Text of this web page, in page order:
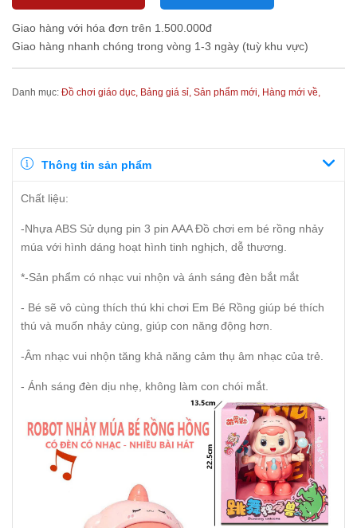
Giao hàng với hóa đơn trên 1.500.000đ
Giao hàng nhanh chóng trong vòng 1-3 ngày (tuỳ khu vực)
Danh mục: Đồ chơi giáo dục, Bảng giá sỉ, Sản phẩm mới, Hàng mới về,
Thông tin sản phẩm
Chất liệu:
-Nhựa ABS Sử dụng pin 3 pin AAA Đồ chơi em bé rồng nhảy
múa với hình dáng hoạt hình tinh nghịch, dễ thương.
*-Sản phẩm có nhạc vui nhộn và ánh sáng đèn bắt mắt
- Bé sẽ vô cùng thích thú khi chơi Em Bé Rồng giúp bé thích
thú và muốn nhảy cùng, giúp con năng động hơn.
-Âm nhạc vui nhộn tăng khả năng cảm thụ âm nhạc của trẻ.
- Ánh sáng đèn dịu nhẹ, không làm con chói mắt.